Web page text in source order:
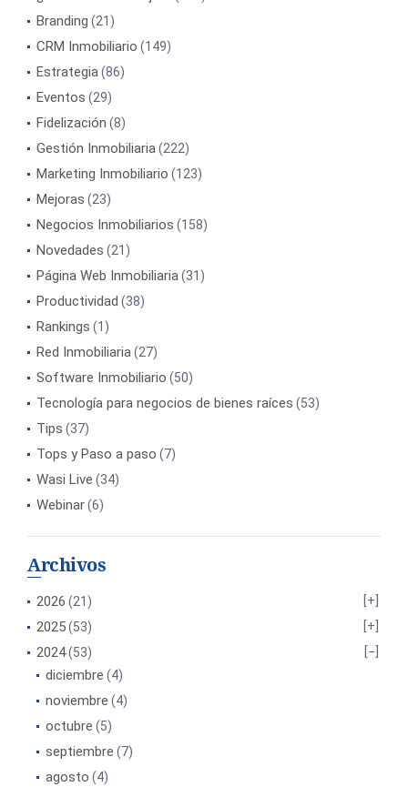
Branding (21)
CRM Inmobiliario (149)
Estrategia(86)
Eventos (29)
Fidelización (8)
Gestión Inmobiliaria(222)
Marketing Inmobiliario (123)
Mejoras (23)
Negocios Inmobiliarios (158)
Novedades (21)
Página Web Inmobiliaria(31)
Productividad (38)
Rankings (1)
Red Inmobiliaria(27)
Software Inmobiliario (50)
Tecnología para negocios de bienes raíces (53)
Tips (37)
Tops y Paso a paso (7)
Wasi Live (34)
Webinar(6)
Archivos
2026 (21)
2025(53)
2024(53)
diciembre (4)
noviembre (4)
octubre (5)
septiembre (7)
agosto (4)